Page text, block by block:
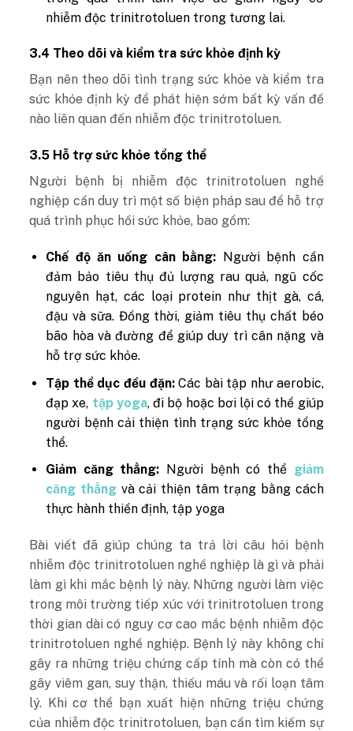
nhiễm độc trinitrotoluen trong tương lai.
3.4 Theo dõi và kiểm tra sức khỏe định kỳ
Bạn nên theo dõi tình trạng sức khỏe và kiểm tra
sức khỏe định kỳ để phát hiện sớm bất kỳ vấn đề
nào liên quan đến nhiễm độc trinitrotoluen.
3.5 Hỗ trợ sức khỏe tổng thể
Người bệnh bị nhiễm độc trinitrotoluen nghề
nghiệp cần duy trì một số biện pháp sau để hỗ trợ
quá trình phục hồi sức khỏe, bao gồm:
Chế độ ăn uống cân bằng: Người bệnh cần
đảm bảo tiêu thụ đủ lượng rau quả, ngũ cốc
nguyên hạt, các loại protein như thịt gà, cá,
đậu và sữa. Đồng thời, giảm tiêu thụ chất béo
bão hòa và đường để giúp duy trì cân nặng và
hỗ trợ sức khỏe.
Tập thể dục đều đặn:Các bài tập như aerobic,
đạp xe, tập yoga, đi bộ hoặc bơi lội có thể giúp
người bệnh cải thiện tình trạng sức khỏe tổng
thể.
Giảm căng thẳng: Người bệnh có thể giảm
căng thẳngvà cải thiện tâm trạng bằng cách
thực hành thiền định, tập yoga
Bài viết đã giúp chúng ta trả lời câu hỏi bệnh
nhiễm độc trinitrotoluen nghề nghiệp là gì và phải
làm gì khi mắc bệnh lý này. Những người làm việc
trong môi trường tiếp xúc với trinitrotoluen trong
thời gian dài có nguy cơ cao mắc bệnh nhiễm độc
trinitrotoluen nghề nghiệp. Bệnh lý này không chỉ
gây ra những triệu chứng cấp tính mà còn có thể
gây viêm gan, suy thận, thiếu máu và rối loạn tâm
lý. Khi cơ thể bạn xuất hiện những triệu chứng
của nhiễm độc trinitrotoluen, bạn cần tìm kiếm sự